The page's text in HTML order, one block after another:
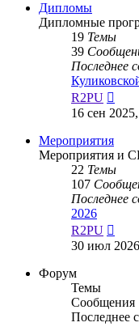
Дипломы
Дипломные
19 Темы
39
Последнее
R2PU
к
16 сен
Мероприятия
Мероприятия и
22 Темы
107
Последнее
2026
R2PU
к
30 июл
Форум
Темы
Сообщения
Последнее